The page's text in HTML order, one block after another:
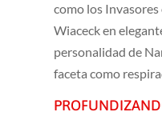
como los
Wiaceck en
personalidad de
faceta como